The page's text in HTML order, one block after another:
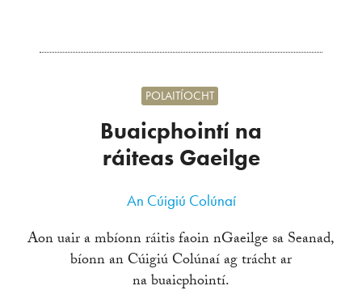
Buaicphointí na
ráiteas Gaeilge
POLAITÍOCHT
An Cúigiú Colúnaí
Aon uair a mbíonn ráitis faoin nGaeilge sa Seanad,
bíonn an Cúigiú Colúnaí ag trácht ar
na buaicphointí.